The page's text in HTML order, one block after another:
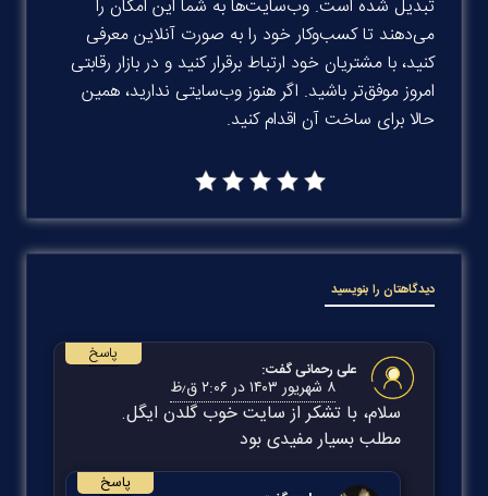
تبدیل شده است. وب‌سایت‌ها به شما این امکان را
می‌دهند تا کسب‌وکار خود را به صورت آنلاین معرفی
کنید، با مشتریان خود ارتباط برقرار کنید و در بازار رقابتی
امروز موفق‌تر باشید. اگر هنوز وب‌سایتی ندارید، همین
حالا برای ساخت آن اقدام کنید.
دیدگاهتان را بنویسید
علی رحمانیگفت:
۸ شهریور ۱۴۰۳ در ۲:۰۶ ق٫ظ
سلام، با تشکر از سایت خوب گلدن ایگل.
مطلب بسیار مفیدی بود
پاسخ
پاسخ